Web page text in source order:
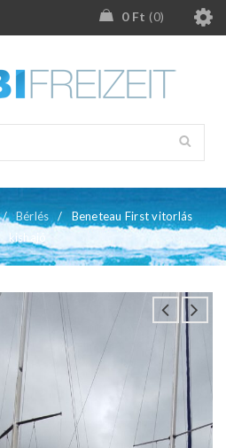
0 Ft 0
/ Bérlés /
Beneteau First vitorlás
kishajó